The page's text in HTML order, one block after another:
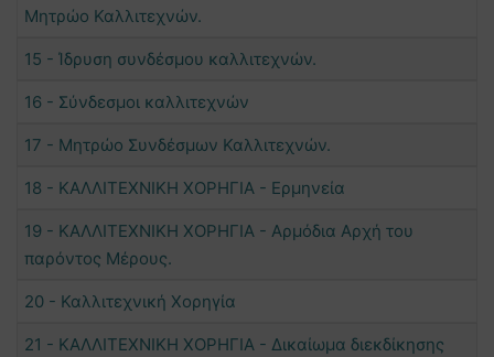
Μητρώο Καλλιτεχνών.
15 - Ίδρυση συνδέσμου καλλιτεχνών.
16 - Σύνδεσμοι καλλιτεχνών
17 - Μητρώο Συνδέσμων Καλλιτεχνών.
18 - ΚΑΛΛΙΤΕΧΝΙΚΗ ΧΟΡΗΓΙΑ - Ερμηνεία
19 - ΚΑΛΛΙΤΕΧΝΙΚΗ ΧΟΡΗΓΙΑ - Αρμόδια Αρχή του
παρόντος Μέρους.
20 - Καλλιτεχνική Χορηγία
21 - ΚΑΛΛΙΤΕΧΝΙΚΗ ΧΟΡΗΓΙΑ - Δικαίωμα διεκδίκησης